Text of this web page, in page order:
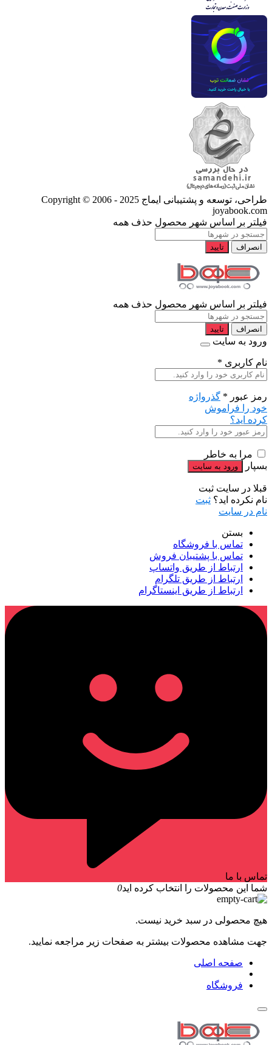
طراحی، توسعه و پشتیبانی ایماج Copyright © 2006 - 2025
joyabook.com
فیلتر بر اساس شهر محصول حذف همه
انصراف تایید
فیلتر بر اساس شهر محصول حذف همه
انصراف تایید
ورود به سایت
نام کاربری *
رمز عبور * گذرواژه
خود را فراموش
کرده اید؟
مرا به خاطر
بسپار
قبلا در سایت ثبت
نام نکرده اید؟ ثبت
نام در سایت
بستن
تماس با فروشگاه
تماس با پشتیبان فروش
ارتباط از طریق واتساپ
ارتباط از طریق تلگرام
ارتباط از طریق اینستاگرام
تماس با ما
شما این محصولات را انتخاب کرده اید0
هیچ محصولی در سبد خرید نیست.
جهت مشاهده محصولات بیشتر به صفحات زیر مراجعه نمایید.
صفحه اصلی
فروشگاه